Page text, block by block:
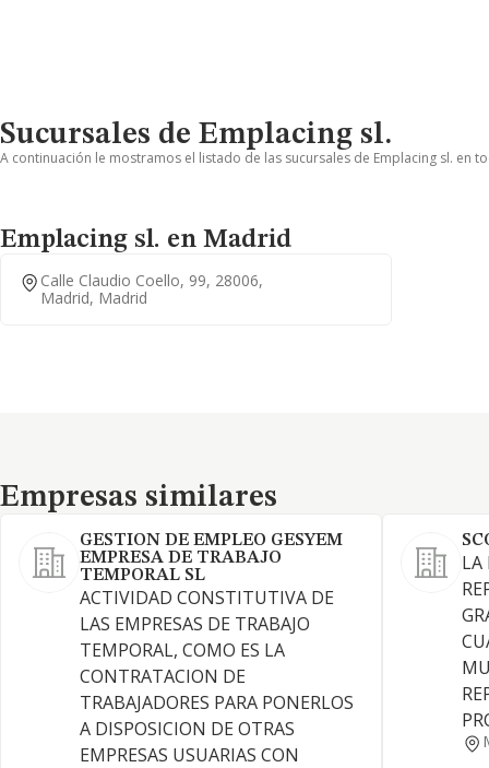
Sucursales de Emplacing sl.
A continuación le mostramos el listado de las sucursales de Emplacing sl. en
Emplacing sl. en Madrid
Calle Claudio Coello, 99, 28006,
Madrid, Madrid
Empresas similares
Empresas similares
GESTION DE EMPLEO GESYEM
EMPRESA DE TRABAJO
TEMPORAL SL
ACTIVIDAD CONSTITUTIVA DE
LAS EMPRESAS DE TRABAJO
TEMPORAL, COMO ES LA
CONTRATACION DE
TRABAJADORES PARA PONERLOS
A DISPOSICION DE OTRAS
EMPRESAS USUARIAS CON
LA